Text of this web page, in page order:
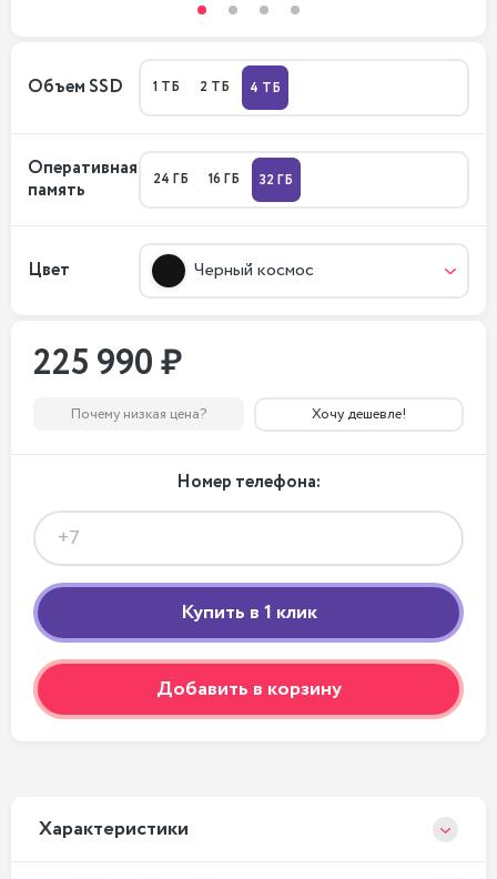
Объем SSD 1 ТБ 2 ТБ 4 ТБ
Оперативная
память
24 ГБ 16 ГБ 32 ГБ
Цвет Черный космос
225 990 ₽
Почему низкая цена? Хочу дешевле!
Номер телефона:
Добавить в корзину
Xарактеристики